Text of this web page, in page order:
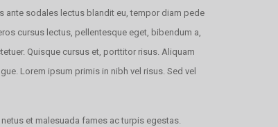
ante sodales lectus blandit eu, tempor diam pede
cursus lectus, pellentesque eget, bibendum a,
Quisque cursus et, porttitor risus. Aliquam
Lorem ipsum primis in nibh vel risus. Sed vel
et malesuada fames ac turpis egestas.